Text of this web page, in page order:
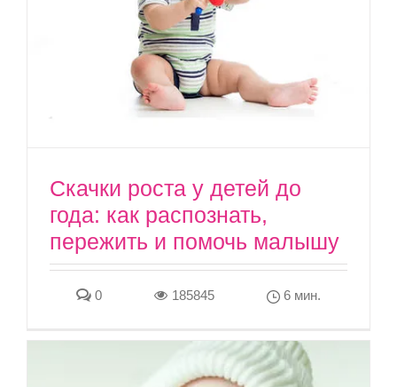
Скачки роста у детей до
года: как распознать,
пережить и помочь малышу
0 185845 6 мин.